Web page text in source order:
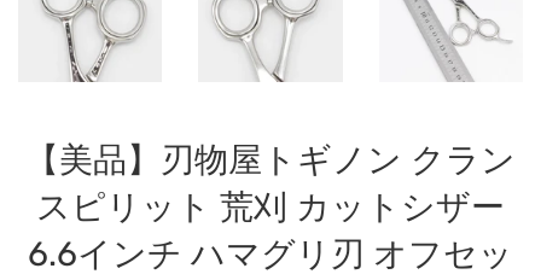
【美品】刃物屋トギノン クラン
スピリット 荒刈 カットシザー
6.6インチ ハマグリ刃 オフセッ